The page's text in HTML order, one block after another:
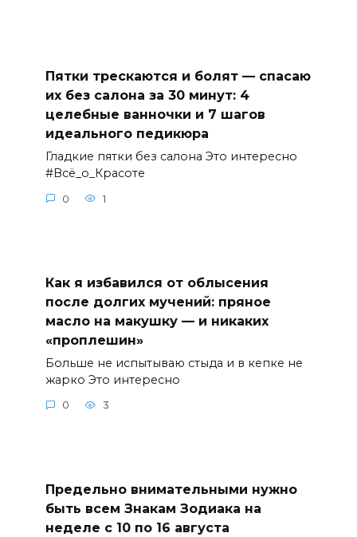
Пятки трескаются и болят — спасаю
их без салона за 30 минут: 4
целебные ванночки и 7 шагов
идеального педикюра
Гладкие пятки без салона Это интересно
#Всё_о_Красоте
0 1
Как я избавился от облысения
после долгих мучений: пряное
масло на макушку — и никаких
«проплешин»
Больше не испытываю стыда и в кепке не
жарко Это интересно
0 3
Предельно внимательными нужно
быть всем Знакам Зодиака на
неделе с 10 по 16 августа